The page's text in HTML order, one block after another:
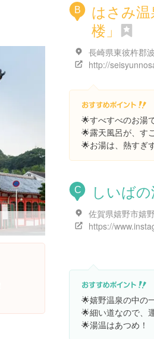
B
はさみ
楼」
http://
🌟すべすべのお湯
🌟露天風呂が、す
🌟お湯は、熱すぎ
C しいば
🌟嬉野温泉の中の
🌟細い道なので、
🌟湯温はあつめ！